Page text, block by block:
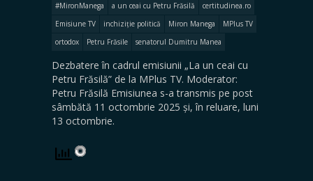
#MironManega
a un ceai cu Petru Frăsilă
certitudinea.ro
Emisiune TV
inchiziție politică Miron Manega
MPlus TV
ortodox
Petru Frăsile senatorul Dumitru Manea
Dezbatere în cadrul emisiunii „La un ceai cu
Petru Frăsilă” de la MPlus TV. Moderator:
Petru Frăsilă Emisiunea s-a transmis pe post
sâmbătă 11 octombrie 2025 și, în reluare, luni
13 octombrie.